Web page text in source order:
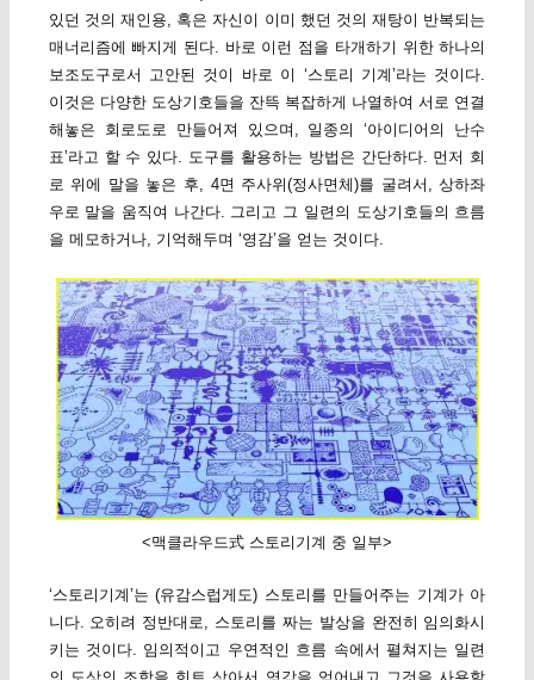
있던 것의 재인용, 혹은 자신이 이미 했던 것의 재탕이 반복되는
매너리즘에 빠지게 된다. 바로 이런 점을 타개하기 위한 하나의
보조도구로서 고안된 것이 바로 이 ‘스토리 기계’라는 것이다.
이것은 다양한 도상기호들을 잔뜩 복잡하게 나열하여 서로 연결
해놓은 회로도로 만들어져 있으며, 일종의 ‘아이디어의 난수
표’라고 할 수 있다. 도구를 활용하는 방법은 간단하다. 먼저 회
로 위에 말을 놓은 후, 4면 주사위(정사면체)를 굴려서, 상하좌
우로 말을 움직여 나간다. 그리고 그 일련의 도상기호들의 흐름
을 메모하거나, 기억해두며 ‘영감’을 얻는 것이다.
<맥클라우드式 스토리기계 중 일부>
‘스토리기계’는 (유감스럽게도) 스토리를 만들어주는 기계가 아
니다. 오히려 정반대로, 스토리를 짜는 발상을 완전히 임의화시
키는 것이다. 임의적이고 우연적인 흐름 속에서 펼쳐지는 일련